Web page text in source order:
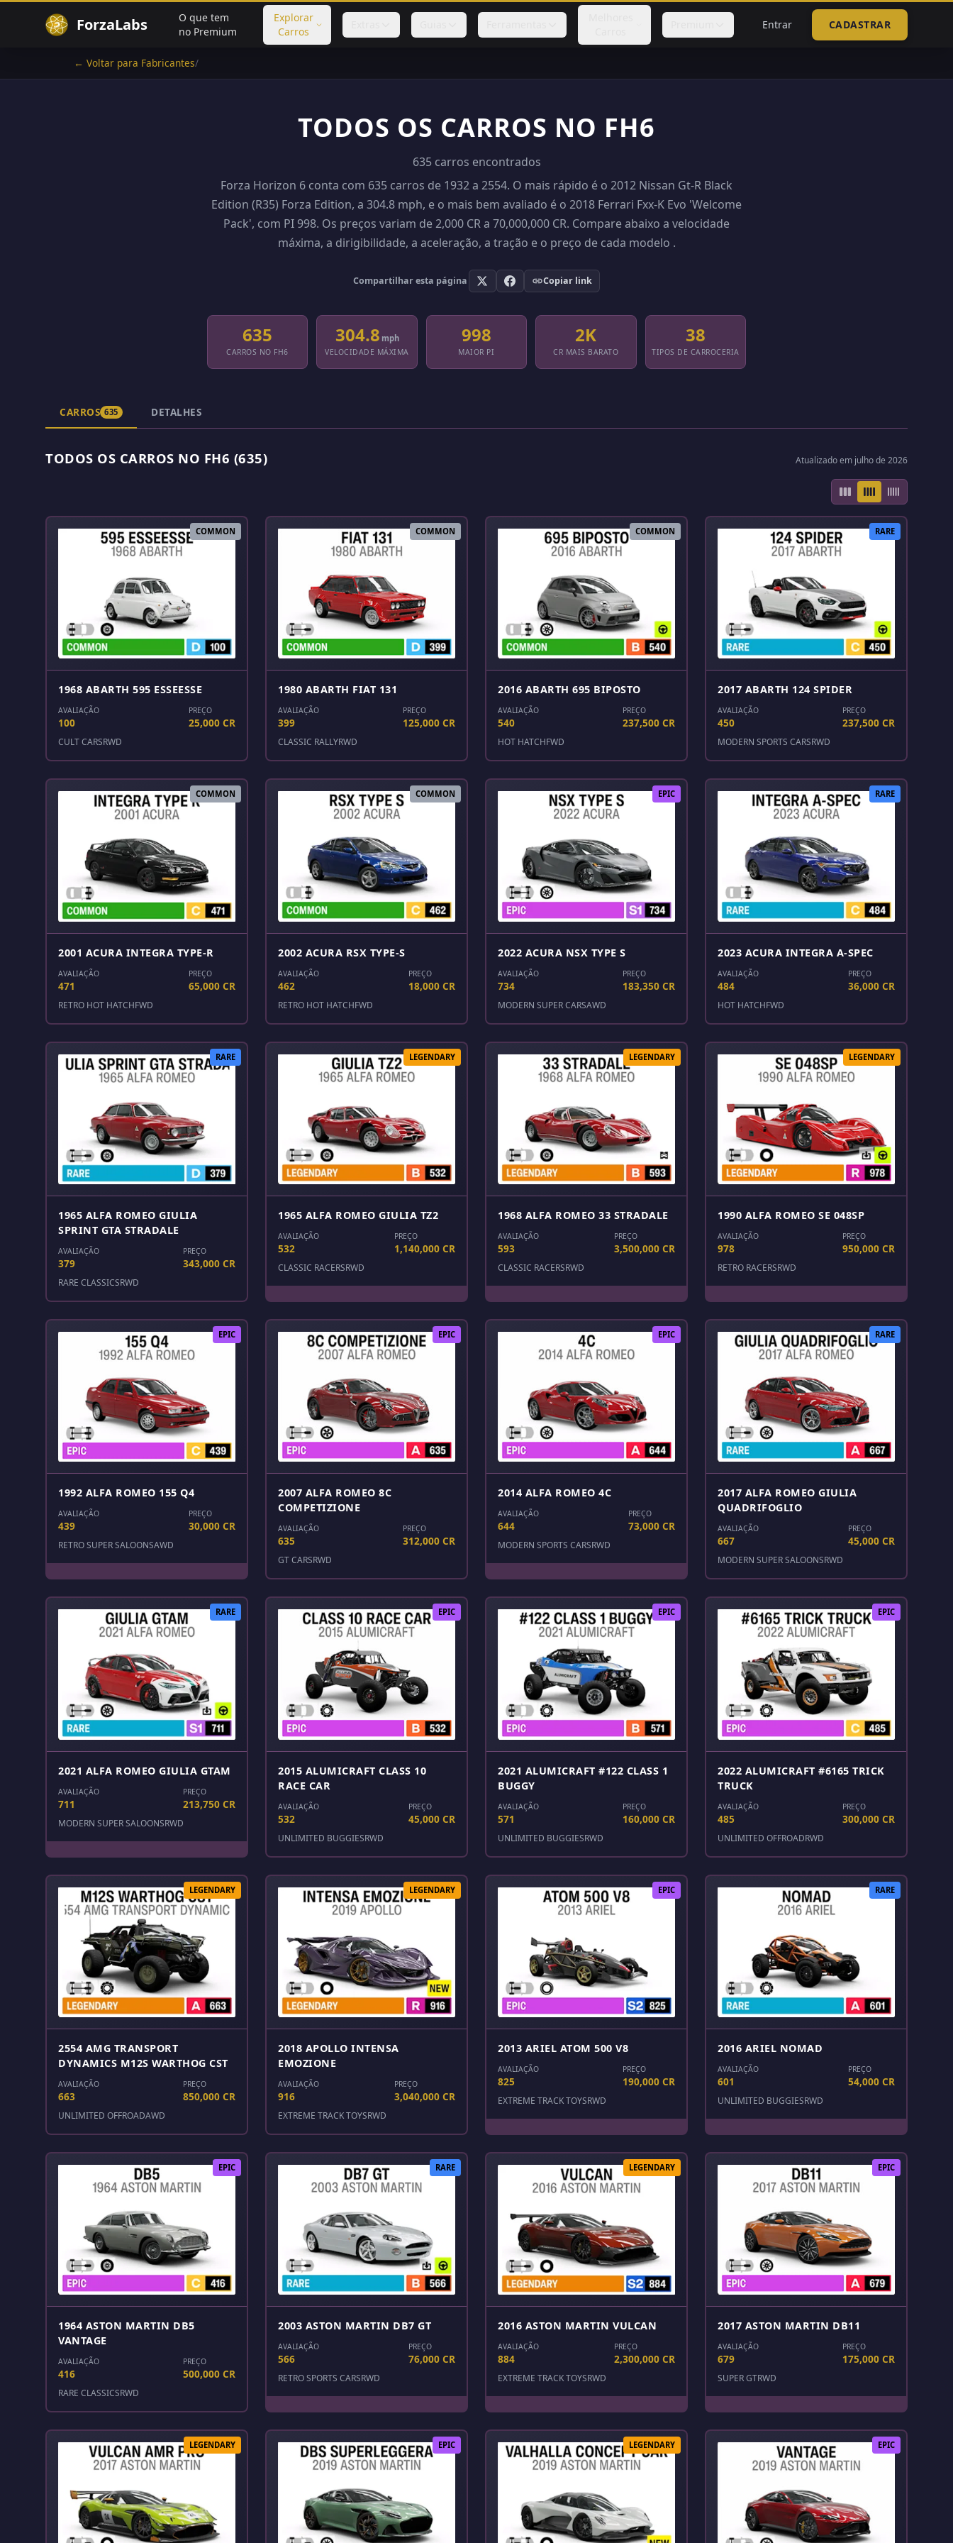
ForzaLabs
O que tem
no Premium
Explorar
Carros
Entrar CADASTRAR
← Voltar para Fabricantes/
TODOS OS CARROS NO FH6
635 carros encontrados
Forza Horizon 6 conta com 635 carros de 1932 a 2554. O mais rápido é o 2012 Nissan Gt-R Black
Edition (R35) Forza Edition, a 304.8 mph, e o mais bem avaliado é o 2018 Ferrari Fxx-K Evo 'Welcome
Pack', com PI 998. Os preços variam de 2,000 CR a 70,000,000 CR. Compare abaixo a velocidade
máxima, a dirigibilidade, a aceleração, a tração e o preço de cada modelo .
Compartilhar esta página Copiar link
635
CARROS NO FH6
304.8 mph
VELOCIDADE MÁXIMA
998
MAIOR PI
2K
CR MAIS BARATO
38
TIPOS DE CARROCERIA
CARROS 635 DETALHES
TODOS OS CARROS NO FH6 (635) Atualizado em julho de 2026
COMMON
1968 ABARTH 595 ESSEESSE
AVALIAÇÃO
100
PREÇO
25,000 CR
CULT CARSRWD
COMMON
1980 ABARTH FIAT 131
AVALIAÇÃO
399
PREÇO
125,000 CR
CLASSIC RALLYRWD
COMMON
2016 ABARTH 695 BIPOSTO
AVALIAÇÃO
540
PREÇO
237,500 CR
HOT HATCHFWD
RARE
2017 ABARTH 124 SPIDER
AVALIAÇÃO
450
PREÇO
237,500 CR
MODERN SPORTS CARSRWD
COMMON
2001 ACURA INTEGRA TYPE-R
AVALIAÇÃO
471
PREÇO
65,000 CR
RETRO HOT HATCHFWD
COMMON
2002 ACURA RSX TYPE-S
AVALIAÇÃO
462
PREÇO
18,000 CR
RETRO HOT HATCHFWD
EPIC
2022 ACURA NSX TYPE S
AVALIAÇÃO
734
PREÇO
183,350 CR
MODERN SUPER CARSAWD
RARE
2023 ACURA INTEGRA A-SPEC
AVALIAÇÃO
484
PREÇO
36,000 CR
HOT HATCHFWD
RARE
1965 ALFA ROMEO GIULIA
SPRINT GTA STRADALE
AVALIAÇÃO
379
PREÇO
343,000 CR
RARE CLASSICSRWD
LEGENDARY
1965 ALFA ROMEO GIULIA TZ2
AVALIAÇÃO
532
PREÇO
1,140,000 CR
CLASSIC RACERSRWD
LEGENDARY
1968 ALFA ROMEO 33 STRADALE
AVALIAÇÃO
593
PREÇO
3,500,000 CR
CLASSIC RACERSRWD
LEGENDARY
1990 ALFA ROMEO SE 048SP
AVALIAÇÃO
978
PREÇO
950,000 CR
RETRO RACERSRWD
EPIC
1992 ALFA ROMEO 155 Q4
AVALIAÇÃO
439
PREÇO
30,000 CR
RETRO SUPER SALOONSAWD
EPIC
2007 ALFA ROMEO 8C
COMPETIZIONE
AVALIAÇÃO
635
PREÇO
312,000 CR
GT CARSRWD
EPIC
2014 ALFA ROMEO 4C
AVALIAÇÃO
644
PREÇO
73,000 CR
MODERN SPORTS CARSRWD
RARE
2017 ALFA ROMEO GIULIA
QUADRIFOGLIO
AVALIAÇÃO
667
PREÇO
45,000 CR
MODERN SUPER SALOONSRWD
RARE
2021 ALFA ROMEO GIULIA GTAM
AVALIAÇÃO
711
PREÇO
213,750 CR
MODERN SUPER SALOONSRWD
EPIC
2015 ALUMICRAFT CLASS 10
RACE CAR
AVALIAÇÃO
532
PREÇO
45,000 CR
UNLIMITED BUGGIESRWD
EPIC
2021 ALUMICRAFT #122 CLASS 1
BUGGY
AVALIAÇÃO
571
PREÇO
160,000 CR
UNLIMITED BUGGIESRWD
EPIC
2022 ALUMICRAFT #6165 TRICK
TRUCK
AVALIAÇÃO
485
PREÇO
300,000 CR
UNLIMITED OFFROADRWD
LEGENDARY
2554 AMG TRANSPORT
DYNAMICS M12S WARTHOG CST
AVALIAÇÃO
663
PREÇO
850,000 CR
UNLIMITED OFFROADAWD
LEGENDARY
2018 APOLLO INTENSA
EMOZIONE
AVALIAÇÃO
916
PREÇO
3,040,000 CR
EXTREME TRACK TOYSRWD
EPIC
2013 ARIEL ATOM 500 V8
AVALIAÇÃO
825
PREÇO
190,000 CR
EXTREME TRACK TOYSRWD
RARE
2016 ARIEL NOMAD
AVALIAÇÃO
601
PREÇO
54,000 CR
UNLIMITED BUGGIESRWD
EPIC
1964 ASTON MARTIN DB5
VANTAGE
AVALIAÇÃO
416
PREÇO
500,000 CR
RARE CLASSICSRWD
RARE
2003 ASTON MARTIN DB7 GT
AVALIAÇÃO
566
PREÇO
76,000 CR
RETRO SPORTS CARSRWD
LEGENDARY
2016 ASTON MARTIN VULCAN
AVALIAÇÃO
884
PREÇO
2,300,000 CR
EXTREME TRACK TOYSRWD
EPIC
2017 ASTON MARTIN DB11
AVALIAÇÃO
679
PREÇO
175,000 CR
SUPER GTRWD
LEGENDARY EPIC LEGENDARY EPIC